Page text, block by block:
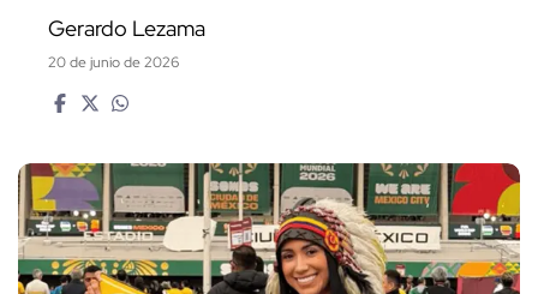
Gerardo Lezama
20 de junio de 2026